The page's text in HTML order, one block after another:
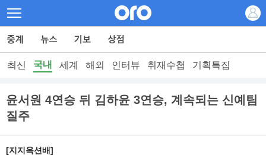
최신 국내 세계 해외 인터뷰 취재수첩 기획특집
윤서원 4연승 뒤 김하윤 3연승, 계속되는 신예팀
질주
[지지옥션배]